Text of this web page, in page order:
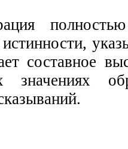
истинности,
составное
значениях